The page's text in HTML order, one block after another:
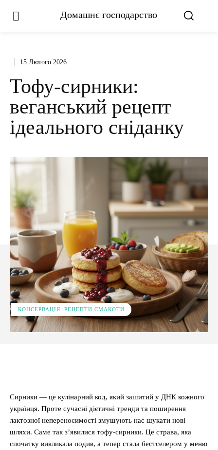
Домашнє господарство
15 Лютого 2026
Тофу-сирники:
веганський рецепт
ідеального сніданку
КОНСЕРВАЦІЯ. РЕЦЕПТИ СМАКОТИ
Сирники — це кулінарний код, який зашитий у ДНК кожного
українця. Проте сучасні дієтичні тренди та поширення
лактозної непереносимості змушують нас шукати нові
шляхи. Саме так з’явилися тофу-сирники. Це страва, яка
спочатку викликала подив, а тепер стала бестселером у меню